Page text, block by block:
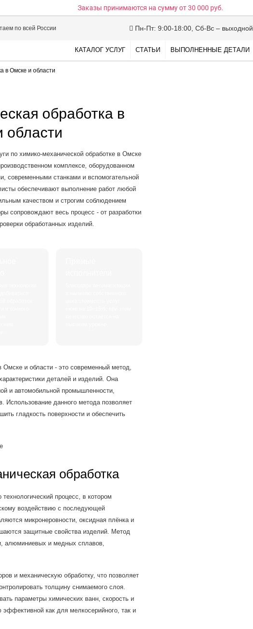
Заказы принимаются на суммуот 30 000 руб.
по всей России Пн-Пт: 9:00-18:00, Сб-Вс – выходной
КАТАЛОГ УСЛУГ СТАТЬИ ВЫПОЛНЕННЫЕ ДЕТАЛИ
в Омске и области
обработка в
области
по химико-механической обработке в Омске
комплексе, оборудованном
современными станками и вспомогательной
обеспечивают выполнение работ любой
качеством и строгим соблюдением
сопровождают весь процесс - от разработки
обработанных изделий.
Омске и области - это современный метод,
деталей и изделий. Она
и автомобильной промышленности,
Использование данного метода позволяет
гладкость поверхности и обеспечить
обработка
процесс, в котором
воздействию с последующей
микронеровности, оксидная плёнка и
защитные свойства изделий. Метод
алюминиевых и медных сплавов,
и механическую обработку, что позволяет
толщину снимаемого слоя.
параметры химических ванн, скорость и
как для мелкосерийного, так и